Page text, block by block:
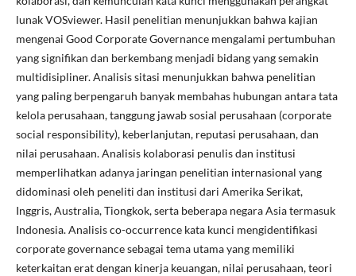
lunak VOSviewer. Hasil penelitian menunjukkan bahwa kajian
mengenai Good Corporate Governance mengalami pertumbuhan
yang signifikan dan berkembang menjadi bidang yang semakin
multidisipliner. Analisis sitasi menunjukkan bahwa penelitian
yang paling berpengaruh banyak membahas hubungan antara tata
kelola perusahaan, tanggung jawab sosial perusahaan (corporate
social responsibility), keberlanjutan, reputasi perusahaan, dan
nilai perusahaan. Analisis kolaborasi penulis dan institusi
memperlihatkan adanya jaringan penelitian internasional yang
didominasi oleh peneliti dan institusi dari Amerika Serikat,
Inggris, Australia, Tiongkok, serta beberapa negara Asia termasuk
Indonesia. Analisis co-occurrence kata kunci mengidentifikasi
corporate governance sebagai tema utama yang memiliki
keterkaitan erat dengan kinerja keuangan, nilai perusahaan, teori